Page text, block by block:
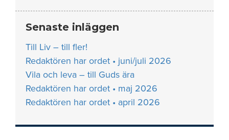
Senaste inläggen
Till Liv – till fler!
Redaktören har ordet • juni/juli 2026
Vila och leva – till Guds ära
Redaktören har ordet • maj 2026
Redaktören har ordet • april 2026